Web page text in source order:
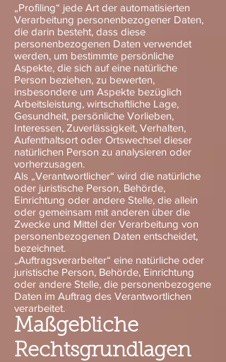
„Profiling“ jede Art der automatisierten
Verarbeitung personenbezogener Daten,
die darin besteht, dass diese
personenbezogenen Daten verwendet
werden, um bestimmte persönliche
Aspekte, die sich auf eine natürliche
Person beziehen, zu bewerten,
insbesondere um Aspekte bezüglich
Arbeitsleistung, wirtschaftliche Lage,
Gesundheit, persönliche Vorlieben,
Interessen, Zuverlässigkeit, Verhalten,
Aufenthaltsort oder Ortswechsel dieser
natürlichen Person zu analysieren oder
vorherzusagen.
Als „Verantwortlicher“ wird die natürliche
oder juristische Person, Behörde,
Einrichtung oder andere Stelle, die allein
oder gemeinsam mit anderen über die
Zwecke und Mittel der Verarbeitung von
personenbezogenen Daten entscheidet,
bezeichnet.
„Auftragsverarbeiter“ eine natürliche oder
juristische Person, Behörde, Einrichtung
oder andere Stelle, die personenbezogene
Daten im Auftrag des Verantwortlichen
verarbeitet.
Maßgebliche
Rechtsgrundlagen